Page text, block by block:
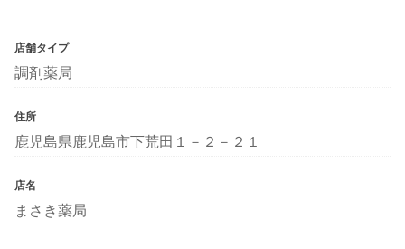
店舗タイプ
調剤薬局
住所
鹿児島県鹿児島市下荒田１－２－２１
店名
まさき薬局